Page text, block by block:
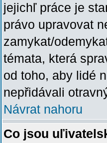
jejichľ práce je
právo upravovat
zamykat/
témata, která
od toho, aby lidé
nepřidávali
Návrat nahoru
Co jsou